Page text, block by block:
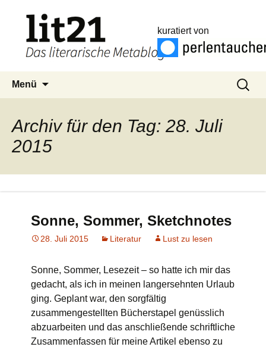
kuratiert von
Menü
Suchen
nach:
Archiv für den Tag: 28. Juli
2015
Sonne, Sommer, Sketchnotes
28. Juli 2015 Literatur Lust zu lesen
Sonne, Sommer, Lesezeit – so hatte ich mir das
gedacht, als ich in meinen langersehnten Urlaub
ging. Geplant war, den sorgfältig
zusammengestellten Bücherstapel genüsslich
abzuarbeiten und das anschließende schriftliche
Zusammenfassen für meine Artikel ebenso zu